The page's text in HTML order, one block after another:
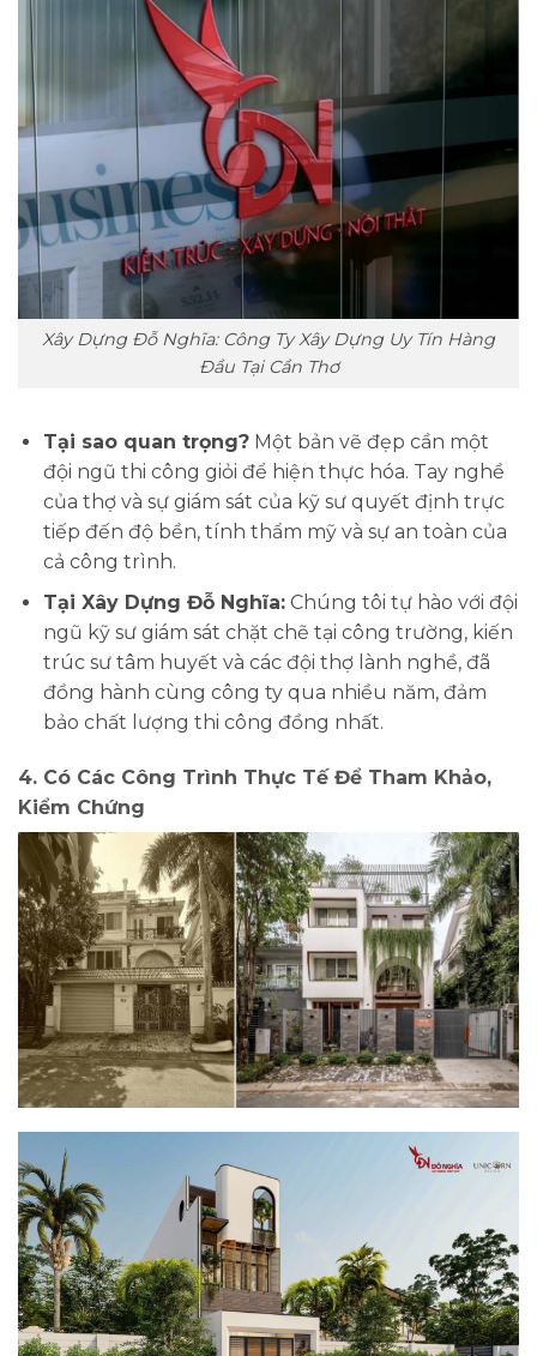
Xây Dựng Đỗ Nghĩa: Công Ty Xây Dựng Uy Tín Hàng
Đầu Tại Cần Thơ
Tại sao quan trọng?Một bản vẽ đẹp cần một
đội ngũ thi công giỏi để hiện thực hóa. Tay nghề
của thợ và sự giám sát của kỹ sư quyết định trực
tiếp đến độ bền, tính thẩm mỹ và sự an toàn của
cả công trình.
Tại Xây Dựng Đỗ Nghĩa:Chúng tôi tự hào với đội
ngũ kỹ sư giám sát chặt chẽ tại công trường, kiến
trúc sư tâm huyết và các đội thợ lành nghề, đã
đồng hành cùng công ty qua nhiều năm, đảm
bảo chất lượng thi công đồng nhất.
4. Có Các Công Trình Thực Tế Để Tham Khảo,
Kiểm Chứng